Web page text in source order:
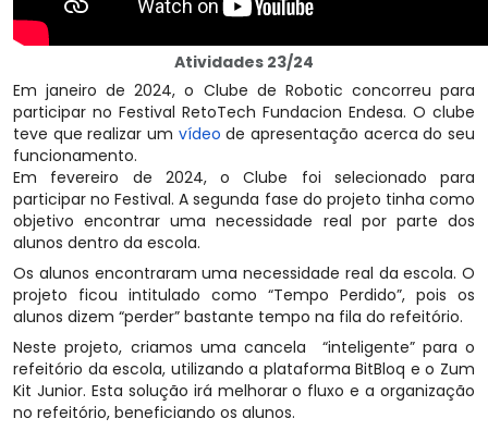
Atividades 23/24
Em janeiro de 2024, o Clube de Robotic concorreu para
participar no Festival RetoTech Fundacion Endesa. O clube
teve que realizar um vídeo de apresentação acerca do seu
funcionamento.
Em fevereiro de 2024, o Clube foi selecionado para
participar no Festival. A segunda fase do projeto tinha como
objetivo encontrar uma necessidade real por parte dos
alunos dentro da escola.
Os alunos encontraram uma necessidade real da escola. O
projeto ficou intitulado como “Tempo Perdido”, pois os
alunos dizem “perder” bastante tempo na fila do refeitório.
Neste projeto, criamos uma cancela “inteligente” para o
refeitório da escola, utilizando a plataforma BitBloq e o Zum
Kit Junior. Esta solução irá melhorar o fluxo e a organização
no refeitório, beneficiando os alunos.